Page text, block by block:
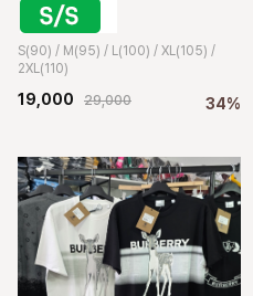
S(90) / M(95) / L(100) / XL(105) /
2XL(110)
19,000 29,000 34%